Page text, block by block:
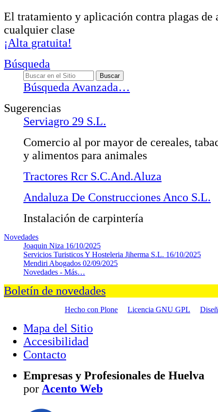
El tratamiento y aplicación contra plagas de
cualquier clase
¡Alta gratuita!
Búsqueda
Búsqueda Avanzada…
Sugerencias
Serviagro 29 S.L.
Comercio al por mayor de cereales,
y alimentos para animales
Tractores Rcr S.C.And.Aluza
Andaluza De Construcciones Anco S.L.
Instalación de carpintería
Novedades
Joaquin Niza 16/10/2025
Servicios Turisticos Y Hosteleria Jiherma S.L. 16/10/2025
Mendiri Abogados 02/09/2025
Novedades - Más…
Boletín de novedades
Hecho con Plone Licencia GNU GPL
Mapa del Sitio
Accesibilidad
Contacto
Empresas y Profesionales de Huelva
por Acento Web